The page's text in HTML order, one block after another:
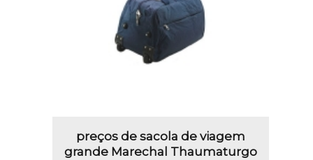
preços de sacola de viagem
grande Marechal Thaumaturgo